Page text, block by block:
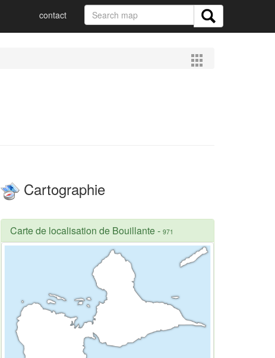
contact
Cartographie
Carte de localisation de Bouillante- 971